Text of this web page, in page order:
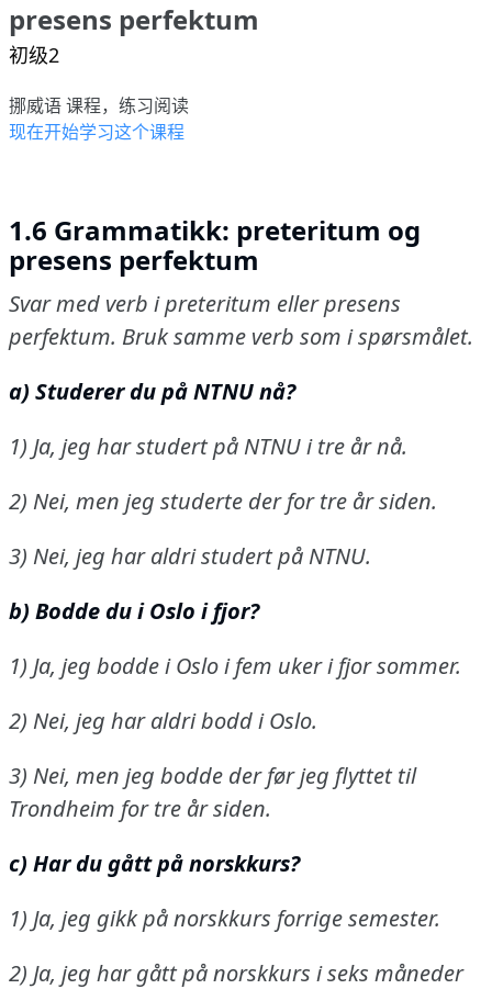
presens perfektum
初级2
挪威语 课程，练习阅读
现在开始学习这个课程
1.6 Grammatikk: preteritum og
presens perfektum
Svar med verb i preteritum eller presens
perfektum. Bruk samme verb som i spørsmålet.
a) Studerer du på NTNU nå?
1) Ja, jeg har studert på NTNU i tre år nå.
2) Nei, men jeg studerte der for tre år siden.
3) Nei, jeg har aldri studert på NTNU.
b) Bodde du i Oslo i fjor?
1) Ja, jeg bodde i Oslo i fem uker i fjor sommer.
2) Nei, jeg har aldri bodd i Oslo.
3) Nei, men jeg bodde der før jeg flyttet til
Trondheim for tre år siden.
c) Har du gått på norskkurs?
1) Ja, jeg gikk på norskkurs forrige semester.
2) Ja, jeg har gått på norskkurs i seks måneder